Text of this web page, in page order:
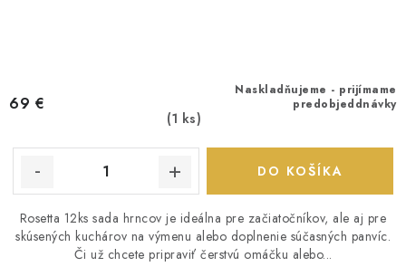
Naskladňujeme - prijímame
predobjeddnávky
(1 ks)
69 €
DO KOŠÍKA
Rosetta 12ks sada hrncov je ideálna pre začiatočníkov, ale aj pre
skúsených kuchárov na výmenu alebo doplnenie súčasných panvíc.
Či už chcete pripraviť čerstvú omáčku alebo...